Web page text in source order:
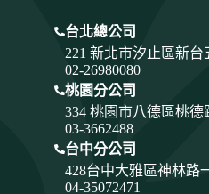
台北總公司
221 新北市汐止區新
02-26980080
桃園分公司
334 桃園市八德區桃德
03-3662488
台中分公司
428台中大雅區神林路
04-35072471